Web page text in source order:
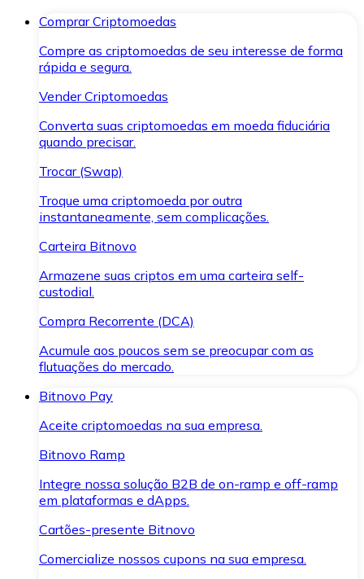
Comprar Criptomoedas
Compre as criptomoedas de seu interesse de forma
rápida e segura.
Vender Criptomoedas
Converta suas criptomoedas em moeda fiduciária
quando precisar.
Trocar (Swap)
Troque uma criptomoeda por outra
instantaneamente, sem complicações.
Carteira Bitnovo
Armazene suas criptos em uma carteira self-
custodial.
Compra Recorrente (DCA)
Acumule aos poucos sem se preocupar com as
flutuações do mercado.
Bitnovo Pay
Aceite criptomoedas na sua empresa.
Bitnovo Ramp
Integre nossa solução B2B de on-ramp e off-ramp
em plataformas e dApps.
Cartões-presente Bitnovo
Comercialize nossos cupons na sua empresa.